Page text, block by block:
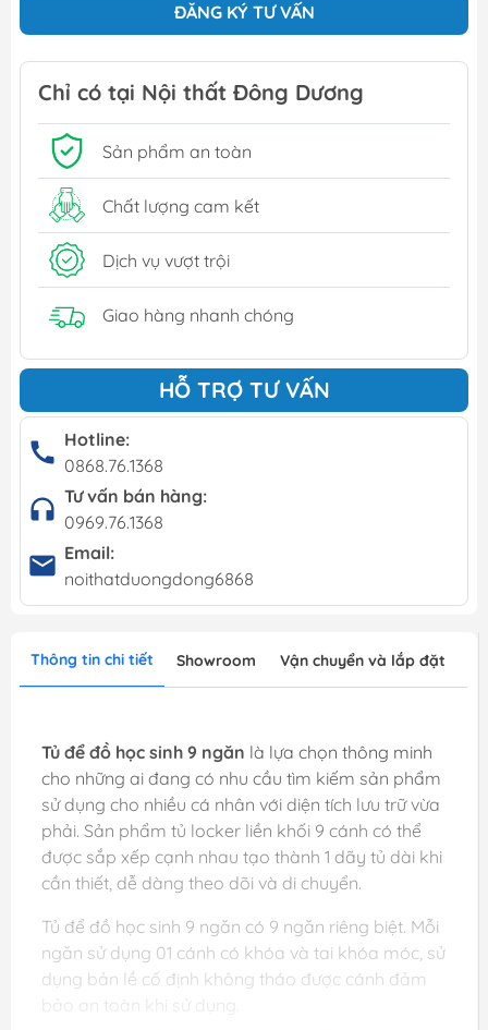
ĐĂNG KÝ TƯ VẤN
Chỉ có tại Nội thất Đông Dương
Sản phẩm an toàn
Chất lượng cam kết
Dịch vụ vượt trội
Giao hàng nhanh chóng
HỖ TRỢ TƯ VẤN
Hotline:
0868.76.1368
Tư vấn bán hàng:
0969.76.1368
Email:
noithatduongdong6868
Thông tin chi tiết Showroom Vận chuyển và lắp đặt
Tủ để đồ học sinh 9 ngăn là lựa chọn thông minh
cho những ai đang có nhu cầu tìm kiếm sản phẩm
sử dụng cho nhiều cá nhân với diện tích lưu trữ vừa
phải. Sản phẩm tủ locker liền khối 9 cánh có thể
được sắp xếp cạnh nhau tạo thành 1 dãy tủ dài khi
cần thiết, dễ dàng theo dõi và di chuyển.
Tủ để đồ học sinh 9 ngăn có 9 ngăn riêng biệt. Mỗi
ngăn sử dụng 01 cánh có khóa và tai khóa móc, sử
dụng bản lề cố định không tháo được cánh đảm
bảo an toàn khi sử dụng.